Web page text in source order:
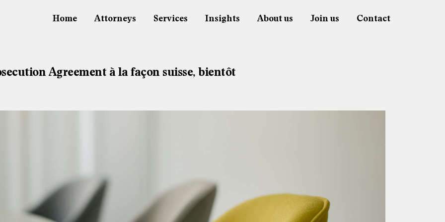
Home Attorneys Services Insights About us Join us Contact
Agreement à la façon suisse, bientôt